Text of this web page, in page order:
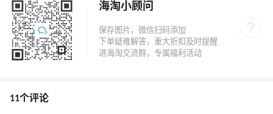
海淘小顾问
11个评论